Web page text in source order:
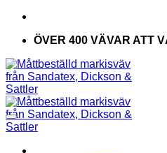
ÖVER 400 VÄVAR ATT